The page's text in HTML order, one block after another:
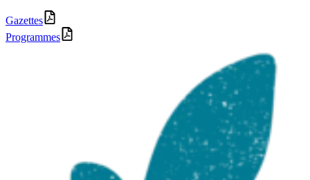
Gazettes
Programmes